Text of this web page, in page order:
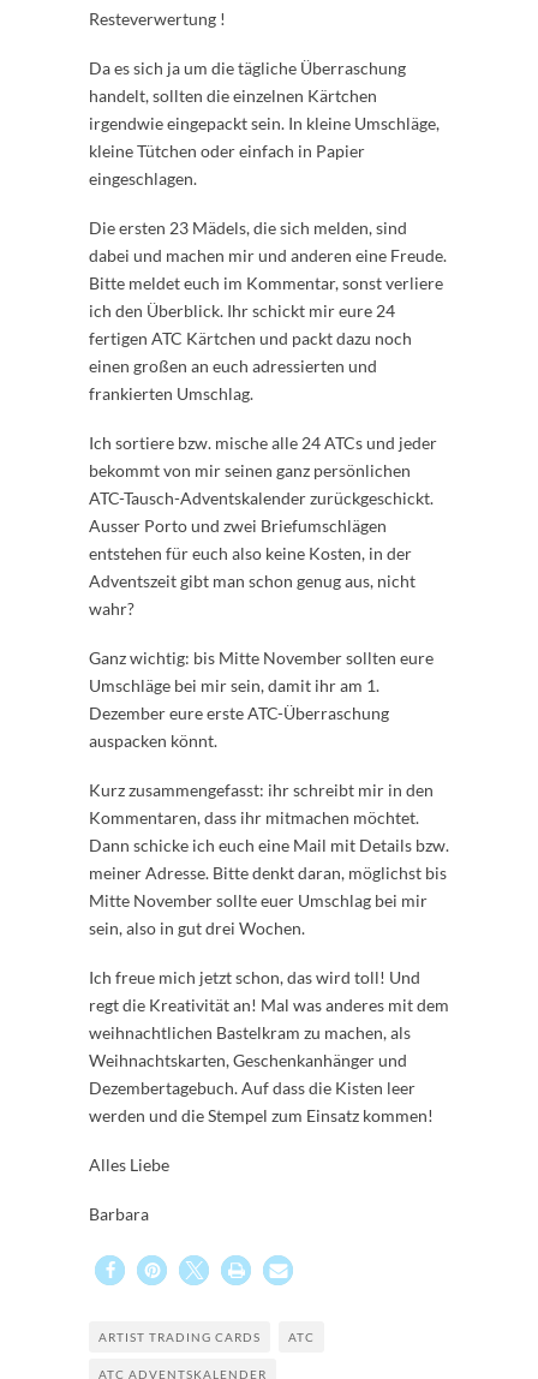
Resteverwertung !
Da es sich ja um die tägliche Überraschung
handelt, sollten die einzelnen Kärtchen
irgendwie eingepackt sein. In kleine Umschläge,
kleine Tütchen oder einfach in Papier
eingeschlagen.
Die ersten 23 Mädels, die sich melden, sind
dabei und machen mir und anderen eine Freude.
Bitte meldet euch im Kommentar, sonst verliere
ich den Überblick. Ihr schickt mir eure 24
fertigen ATC Kärtchen und packt dazu noch
einen großen an euch adressierten und
frankierten Umschlag.
Ich sortiere bzw. mische alle 24 ATCs und jeder
bekommt von mir seinen ganz persönlichen
ATC-Tausch-Adventskalender zurückgeschickt.
Ausser Porto und zwei Briefumschlägen
entstehen für euch also keine Kosten, in der
Adventszeit gibt man schon genug aus, nicht
wahr?
Ganz wichtig: bis Mitte November sollten eure
Umschläge bei mir sein, damit ihr am 1.
Dezember eure erste ATC-Überraschung
auspacken könnt.
Kurz zusammengefasst: ihr schreibt mir in den
Kommentaren, dass ihr mitmachen möchtet.
Dann schicke ich euch eine Mail mit Details bzw.
meiner Adresse. Bitte denkt daran, möglichst bis
Mitte November sollte euer Umschlag bei mir
sein, also in gut drei Wochen.
Ich freue mich jetzt schon, das wird toll! Und
regt die Kreativität an! Mal was anderes mit dem
weihnachtlichen Bastelkram zu machen, als
Weihnachtskarten, Geschenkanhänger und
Dezembertagebuch. Auf dass die Kisten leer
werden und die Stempel zum Einsatz kommen!
Alles Liebe
Barbara
ARTIST TRADING CARDS ATC
ATC ADVENTSKALENDER